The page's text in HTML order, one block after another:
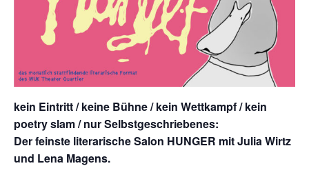
kein Eintritt / keine Bühne / kein Wettkampf / kein
poetry slam / nur Selbstgeschriebenes:
Der feinste literarische Salon HUNGER mit Julia Wirtz
und Lena Magens.